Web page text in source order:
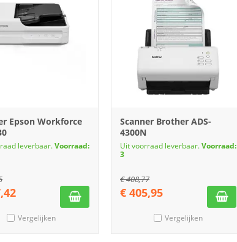
Epson Workforce
leverbaar.Voorraad:
Vergelijken
Scanner Brother ADS-
4300N
Uit voorraad leverbaar.Voorraad:
3
€408,77
€ 405,95
Vergelijken